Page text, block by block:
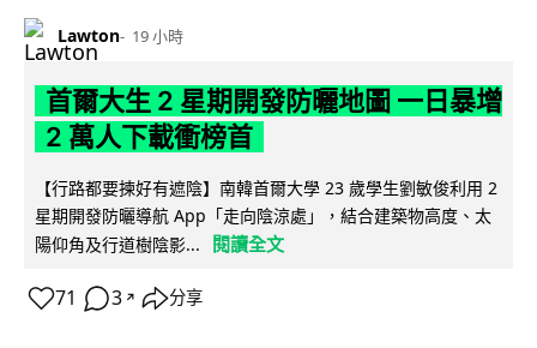
Lawton 19 小時
首爾大生 2 星期開發防曬地圖 一日暴增
2 萬人下載衝榜首
【行路都要揀好有遮陰】南韓首爾大學 23 歲學生劉敏俊利用 2
星期開發防曬導航 App「走向陰涼處」，結合建築物高度、太
陽仰角及行道樹陰影...
閱讀全文
71 3 ↗ 分享